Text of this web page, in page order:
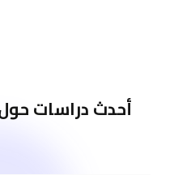
أحدث دراسات